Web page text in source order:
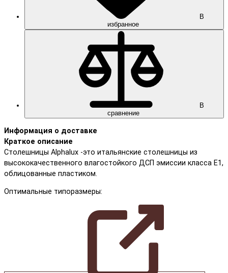
В
избранное
В
сравнение
Информация о доставке
Краткое описание
Столешницы Alphalux -это итальянские столешницы из
высококачественного влагостойкого ДСП эмиссии класса Е1,
облицованные пластиком.
Оптимальные типоразмеры: